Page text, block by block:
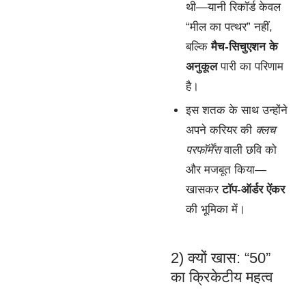
थी—यानी रिकॉर्ड केवल
“मील का पत्थर” नहीं,
बल्किमैच-सिचुएशन के
अनुकूलपारी का परिणाम
है।
इस शतक के साथ उन्होंने
अपने करियर की क्लच
परफॉर्मेंसवाली छवि को
और मजबूत किया—
खासकरटॉप-ऑर्डर ऐंकर
की भूमिका में।
2) क्यों खास: “50”
का क्रिकेटीय महत्व